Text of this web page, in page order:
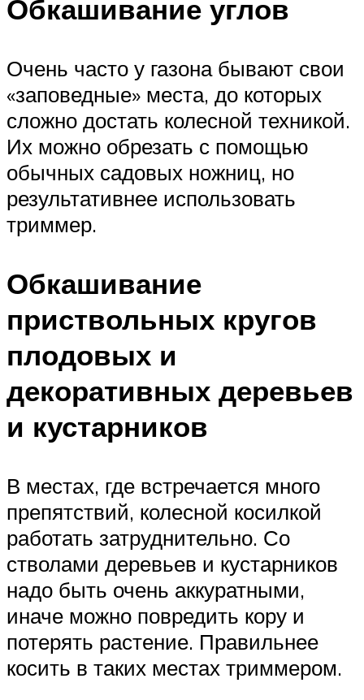
Обкашивание углов
Очень часто у газона бывают свои
«заповедные» места, до которых
сложно достать колесной техникой.
Их можно обрезать с помощью
обычных садовых ножниц, но
результативнее использовать
триммер.
Обкашивание
приствольных кругов
плодовых и
декоративных деревьев
и кустарников
В местах, где встречается много
препятствий, колесной косилкой
работать затруднительно. Со
стволами деревьев и кустарников
надо быть очень аккуратными,
иначе можно повредить кору и
потерять растение. Правильнее
косить в таких местах триммером.